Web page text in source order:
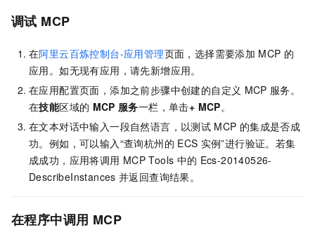
调试 MCP
在阿里云百炼控制台-应用管理页面，选择需要添加 MCP 的
应用。如无现有应用，请先新增应用。
在应用配置页面，添加之前步骤中创建的自定义 MCP 服务。
在技能区域的 MCP 服务一栏，单击+ MCP。
在文本对话中输入一段自然语言，以测试 MCP 的集成是否成
功。例如，可以输入“查询杭州的 ECS 实例”进行验证。若集
成成功，应用将调用 MCP Tools 中的 Ecs-20140526-
DescribeInstances 并返回查询结果。
在程序中调用 MCP